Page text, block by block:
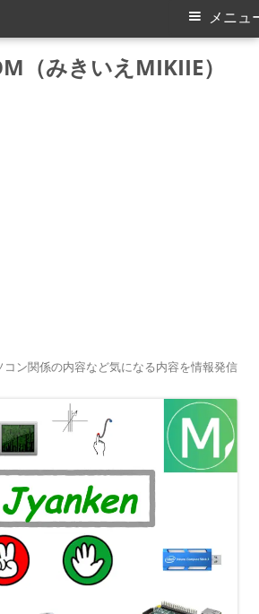
（みきいえMIKIIE）
ン関係の内容など気になる内容を情報発信
メニュ
: